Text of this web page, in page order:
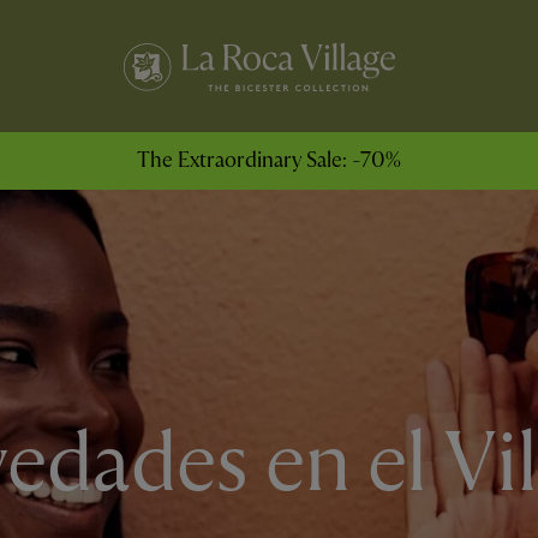
The Extraordinary Sale: -70%
en el